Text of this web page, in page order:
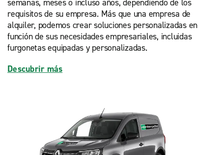
semanas, meses o incluso años, dependiendo de los
requisitos de su empresa. Más que una empresa de
alquiler, podemos crear soluciones personalizadas en
función de sus necesidades empresariales, incluidas
furgonetas equipadas y personalizadas.
Descubrir más